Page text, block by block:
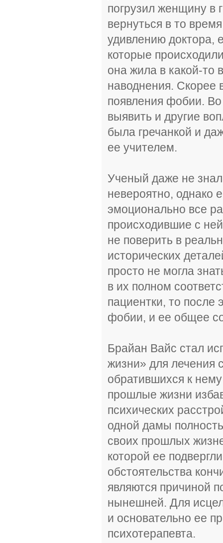
погрузил женщину в
вернуться в то
удивлению доктора,
которые
она жила в какой-то
наводнения. Скорее
появления фобии.
выявить и другие
была гречанкой и
ее учителем.
Ученый даже не
невероятно, однако
эмоционально все
происходившие с
не поверить в
исторических
просто не могла
в их полном
пациентки, то после
фобии, и ее общее
Брайан Вайс стал
жизни» для лечения
обратившихся к
прошлые жизни
психических
одной дамы
своих прошлых
которой ее
обстоятельства
являются причиной
нынешней. Для
и основательно ее
психотерапевта.